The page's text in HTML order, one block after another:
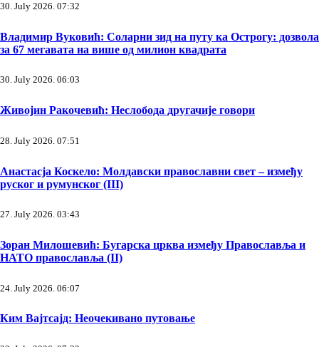
30. July 2026. 07:32
Владимир Вуковић: Соларни зид на путу ка Острогу: дозвола
за 67 мегавата на више од милион квадрата
30. July 2026. 06:03
Живојин Ракочевић: Неслобода другачије говори
28. July 2026. 07:51
Анастасја Коскело: Молдавски православни свет – између
руског и румунског (III)
27. July 2026. 03:43
Зоран Милошевић: Бугарска црква између Православља и
НАТО православља (II)
24. July 2026. 06:07
Ким Вајтсајд: Неочекивано путовање